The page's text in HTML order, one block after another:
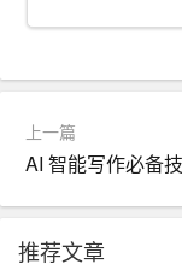
还可以利用
据分析。
5. 利用 AI 进行写
我们提高写作能力
上一篇
推荐文章